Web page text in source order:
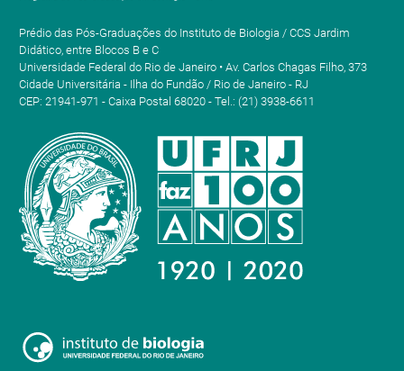
Prédio das Pós-Graduações do Instituto de Biologia / CCS Jardim
Didático, entre Blocos B e C
Universidade Federal do Rio de Janeiro • Av. Carlos Chagas Filho, 373
Cidade Universitária - Ilha do Fundão / Rio de Janeiro - RJ
CEP: 21941-971 - Caixa Postal 68020 - Tel.: (21) 3938-6611